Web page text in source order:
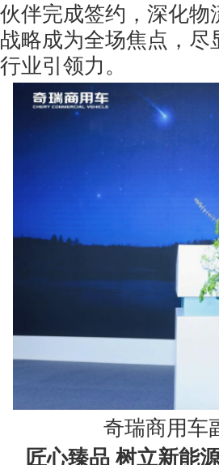
伙伴完成签约，深化
战略成为全场焦点，
行业引领力。
奇瑞商用车
匠心臻品 树立新能